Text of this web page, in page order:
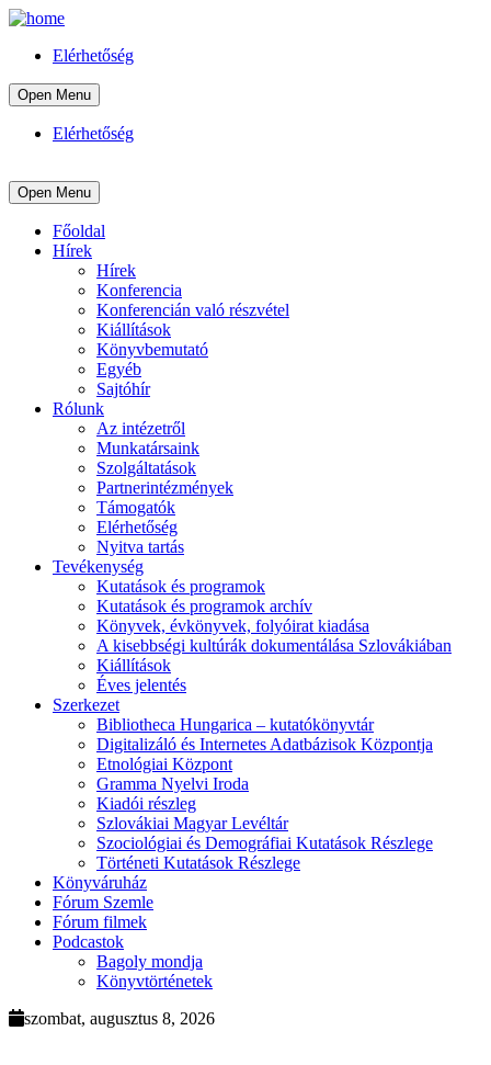
Elérhetőség
Open Menu
Elérhetőség
Open Menu
Főoldal
Hírek
Hírek
Konferencia
Konferencián való részvétel
Kiállítások
Könyvbemutató
Egyéb
Sajtóhír
Rólunk
Az intézetről
Munkatársaink
Szolgáltatások
Partnerintézmények
Támogatók
Elérhetőség
Nyitva tartás
Tevékenység
Kutatások és programok
Kutatások és programok archív
Könyvek, évkönyvek, folyóirat kiadása
A kisebbségi kultúrák dokumentálása Szlovákiában
Kiállítások
Éves jelentés
Szerkezet
Bibliotheca Hungarica – kutatókönyvtár
Digitalizáló és Internetes Adatbázisok Központja
Etnológiai Központ
Gramma Nyelvi Iroda
Kiadói részleg
Szlovákiai Magyar Levéltár
Szociológiai és Demográfiai Kutatások Részlege
Történeti Kutatások Részlege
Könyváruház
Fórum Szemle
Fórum filmek
Podcastok
Bagoly mondja
Könyvtörténetek
szombat, augusztus 8, 2026